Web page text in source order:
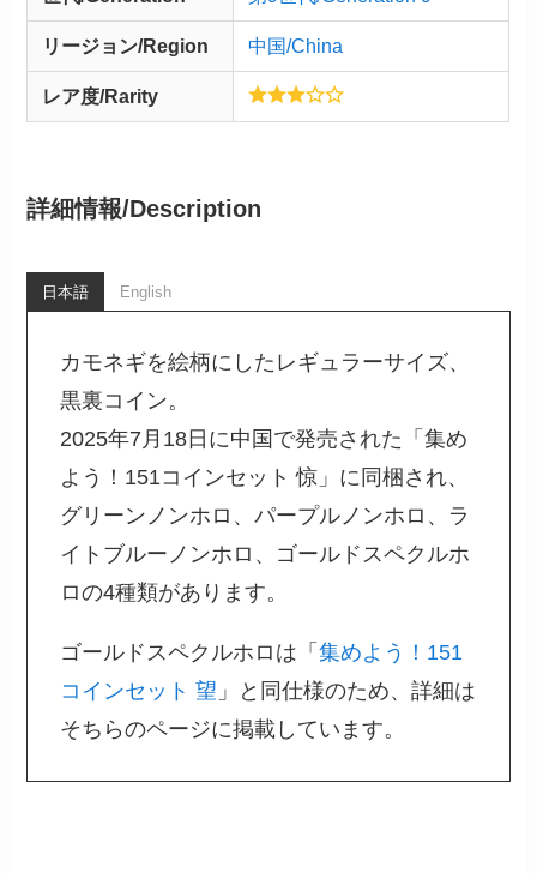
リージョン/Region 中国/China
レア度/Rarity
詳細情報/Description
日本語 English
カモネギを絵柄にしたレギュラーサイズ、
黒裏コイン。
2025年7月18日に中国で発売された「集め
よう！151コインセット 惊」に同梱され、
グリーンノンホロ、パープルノンホロ、ラ
イトブルーノンホロ、ゴールドスペクルホ
ロの4種類があります。
ゴールドスペクルホロは「集めよう！151
コインセット 望 」と同仕様のため、詳細は
そちらのページに掲載しています。